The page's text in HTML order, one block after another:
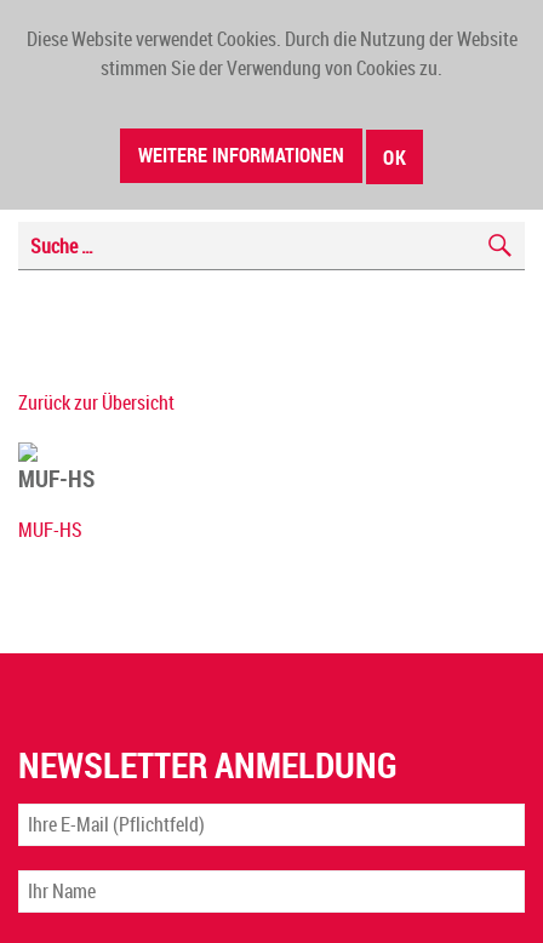
Diese Website verwendet Cookies. Durch die Nutzung der Website
stimmen Sie der Verwendung von Cookies zu.
WEITERE INFORMATIONEN OK
Zurück zur Übersicht
MUF-HS
MUF-HS
NEWSLETTER ANMELDUNG